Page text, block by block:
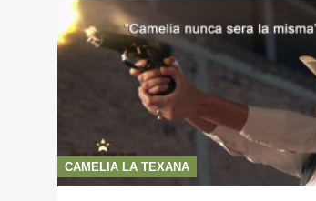
CAMELIA LA TEXANA